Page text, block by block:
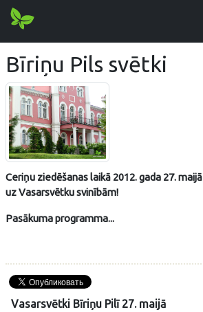
Bīriņu Pils svētki
Ceriņu ziedēšanas laikā 2012. gada 27. maijā
uz Vasarsvētku svinībām!
Pasākuma programma...
Vasarsvētki Bīriņu Pilī 27. maijā